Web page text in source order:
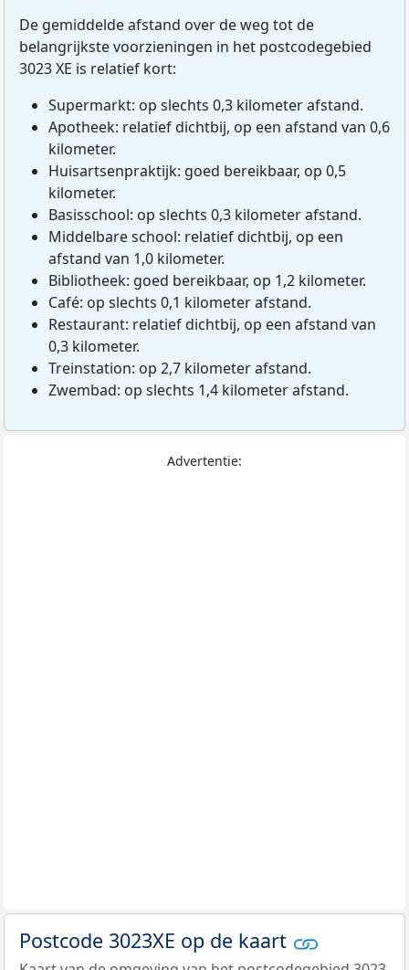
De gemiddelde afstand over de weg tot de
belangrijkste voorzieningen in het postcodegebied
3023 XE is relatief kort:
Supermarkt: op slechts 0,3 kilometer afstand.
Apotheek: relatief dichtbij, op een afstand van 0,6
kilometer.
Huisartsenpraktijk: goed bereikbaar, op 0,5
kilometer.
Basisschool: op slechts 0,3 kilometer afstand.
Middelbare school: relatief dichtbij, op een
afstand van 1,0 kilometer.
Bibliotheek: goed bereikbaar, op 1,2 kilometer.
Café: op slechts 0,1 kilometer afstand.
Restaurant: relatief dichtbij, op een afstand van
0,3 kilometer.
Treinstation: op 2,7 kilometer afstand.
Zwembad: op slechts 1,4 kilometer afstand.
Advertentie:
Postcode 3023XE op de kaart